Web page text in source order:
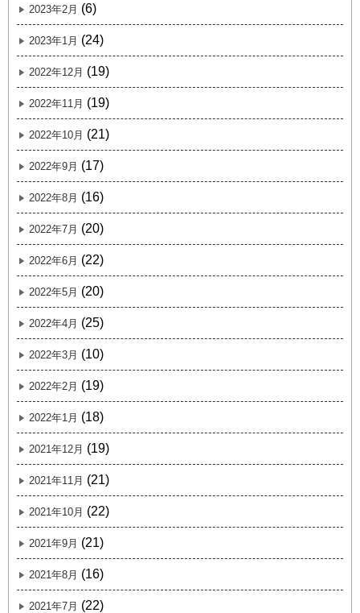
2023年2月 (6)
2023年1月 (24)
2022年12月 (19)
2022年11月 (19)
2022年10月 (21)
2022年9月 (17)
2022年8月 (16)
2022年7月 (20)
2022年6月 (22)
2022年5月 (20)
2022年4月 (25)
2022年3月 (10)
2022年2月 (19)
2022年1月 (18)
2021年12月 (19)
2021年11月 (21)
2021年10月 (22)
2021年9月 (21)
2021年8月 (16)
2021年7月 (22)